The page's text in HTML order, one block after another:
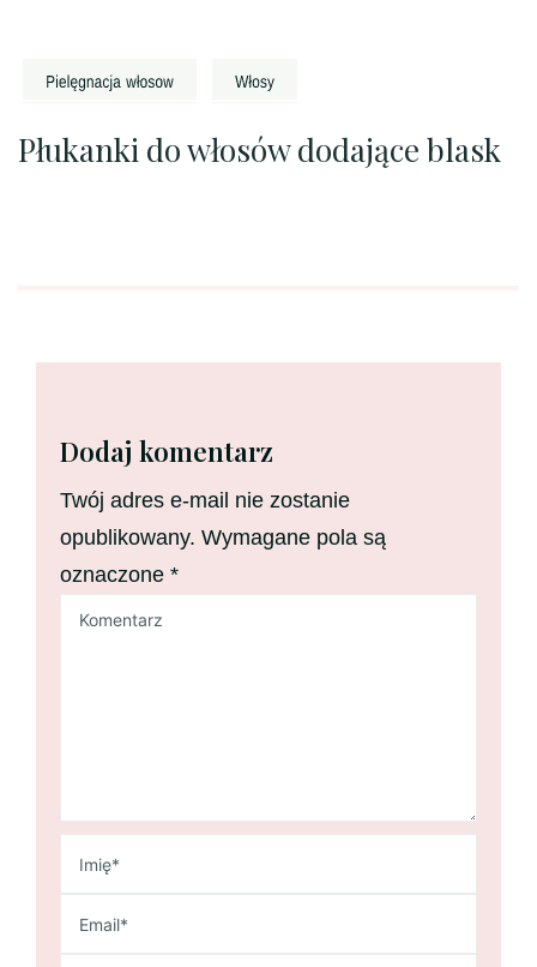
Płukanki do włosów dodające blask
Dodaj komentarz
Twój adres e-mail nie zostanie
opublikowany. Wymagane pola są
oznaczone *